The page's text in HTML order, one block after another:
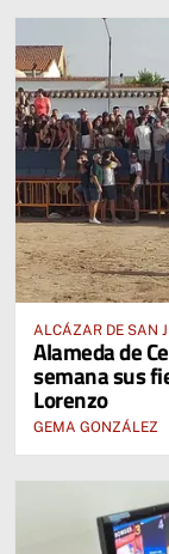
ALCÁZAR DE SAN
Alameda de
semana sus
Lorenzo
GEMA GONZÁLEZ